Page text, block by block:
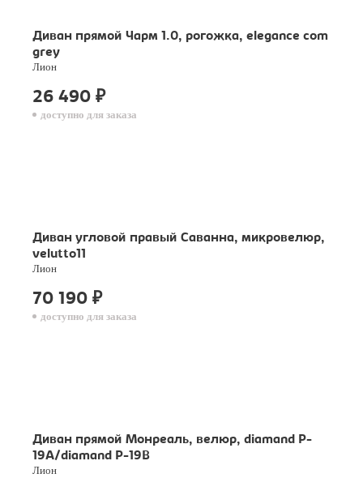
Диван прямой Чарм 1.0, рогожка, elegance com
grey
Лион
26 490 ₽
доступно для заказа
Диван угловой правый Саванна, микровелюр,
velutto11
Лион
70 190 ₽
доступно для заказа
Диван прямой Монреаль, велюр, diamand P-
19A/diamand P-19B
Лион